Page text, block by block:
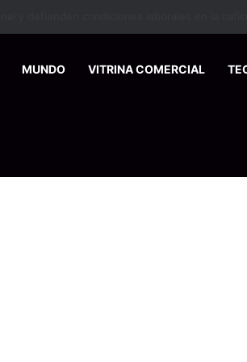
MUNDO VITRINA COMERCIAL